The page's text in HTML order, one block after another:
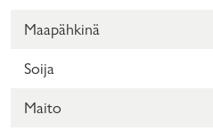
Maapähkinä
Soija
Maito